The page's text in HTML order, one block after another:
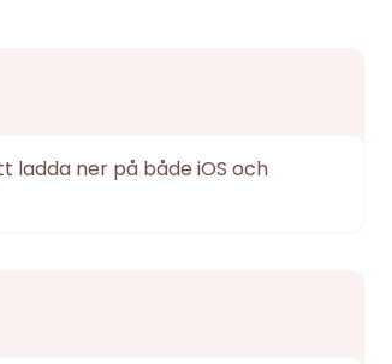
ladda ner på både iOS och